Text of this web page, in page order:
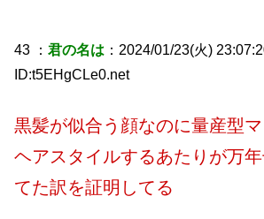
43 ：君の名は ：2024/01/23(火)
ID:t5EHgCLe0.net
黒髪が似合う顔なのに量産型
ヘアスタイルするあたりが万
てた訳を証明してる